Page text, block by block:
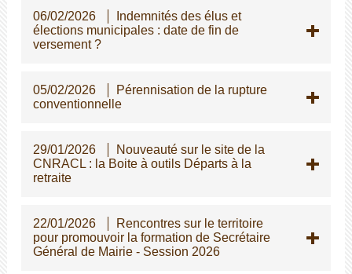
06/02/2026
Indemnités des élus et
élections municipales : date de fin de
versement ?
05/02/2026
Pérennisation de la rupture
conventionnelle
29/01/2026
Nouveauté sur le site de la
CNRACL : la Boite à outils Départs à la
retraite
22/01/2026
Rencontres sur le territoire
pour promouvoir la formation de Secrétaire
Général de Mairie - Session 2026